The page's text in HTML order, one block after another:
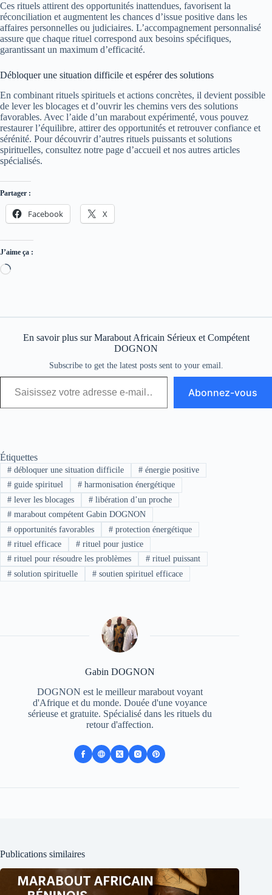
Ces rituels attirent des opportunités inattendues, favorisent la
réconciliation et augmentent les chances d’issue positive dans les
affaires personnelles ou judiciaires. L’accompagnement personnalisé
assure que chaque rituel correspond aux besoins spécifiques,
garantissant un maximum d’efficacité.
Débloquer une situation difficile et espérer des solutions
En combinant rituels spirituels et actions concrètes, il devient possible
de lever les blocages et d’ouvrir les chemins vers des solutions
favorables. Avec l’aide d’un marabout expérimenté, vous pouvez
restaurer l’équilibre, attirer des opportunités et retrouver confiance et
sérénité. Pour découvrir d’autres rituels puissants et solutions
spirituelles, consultez notre page d’accueil et nos autres articles
spécialisés.
Partager :
Facebook X
J’aime ça :
En savoir plus sur Marabout Africain Sérieux et Compétent
DOGNON
Subscribe to get the latest posts sent to your email.
Abonnez-vous
Étiquettes
#débloquer une situation difficile #énergie positive
#guide spirituel #harmonisation énergétique
#lever les blocages #libération d’un proche
#marabout compétent Gabin DOGNON
#opportunités favorables #protection énergétique
#rituel efficace #rituel pour justice
#rituel pour résoudre les problèmes #rituel puissant
#solution spirituelle #soutien spirituel efficace
Gabin DOGNON
DOGNON est le meilleur marabout voyant
d'Afrique et du monde. Douée d'une voyance
sérieuse et gratuite. Spécialisé dans les rituels du
retour d'affection.
Publications similaires